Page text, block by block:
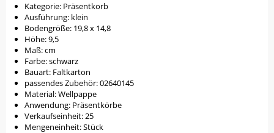
Kategorie: Präsentkorb
Ausführung: klein
Bodengröße: 19,8 x 14,8
Höhe: 9,5
Maß: cm
Farbe: schwarz
Bauart: Faltkarton
passendes Zubehör: 02640145
Material: Wellpappe
Anwendung: Präsentkörbe
Verkaufseinheit: 25
Mengeneinheit: Stück